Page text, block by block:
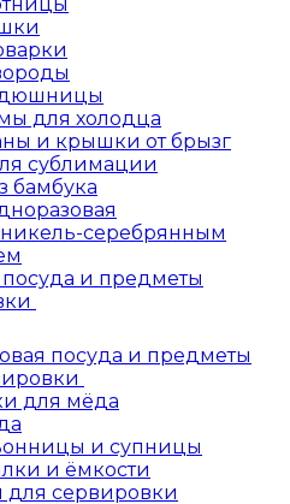
для холодца
и крышки от брызг
сублимации
бамбука
серебрянным
посуда и предметы
посуда и предметы
для мёда
и супницы
и ёмкости
для сервировки